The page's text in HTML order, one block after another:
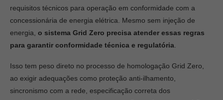
requisitos técnicos para operação em conformidade com a
concessionária de energia elétrica. Mesmo sem injeção de
energia, o sistema Grid Zero precisa atender essas regras
para garantir conformidade técnica e regulatória
Isso tem peso direto no processo de homologação Grid Zero,
ao exigir adequações como proteção anti-ilhamento,
sincronismo com a rede, especificação correta dos